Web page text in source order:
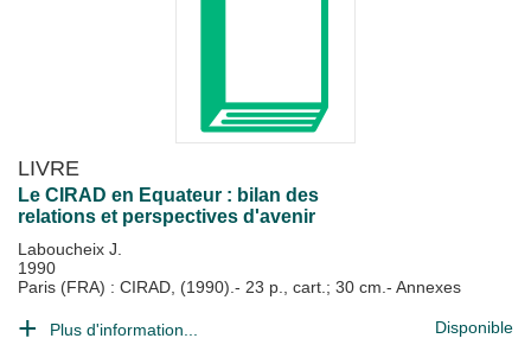
LIVRE
Le CIRAD en Equateur : bilan des
relations et perspectives d'avenir
Laboucheix J.
1990
Paris (FRA) : CIRAD, (1990).- 23 p., cart.; 30 cm.- Annexes
Plus d'information... Disponible